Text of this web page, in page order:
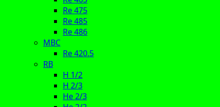
Re 475
Re 485
Re 486
MBC
Re 420.5
RB
H 1/2
H 2/3
He 2/3